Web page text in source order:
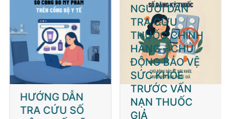
HƯỚNG DẪN
TRA CỨU SỐ
HƯỚNG DẪN
NGƯỜI DÂN